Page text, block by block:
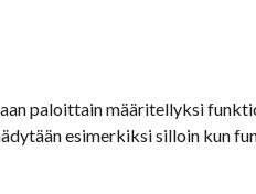
paloittain määritellyksi
esimerkiksi silloin kun